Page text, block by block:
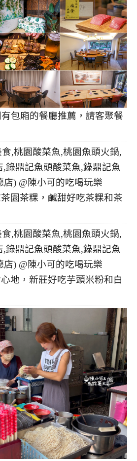
有包廂的餐廳推薦，請客聚餐
茶園茶粿，鹹甜好吃茶粿和茶
心地，新莊好吃芋頭米粉和白